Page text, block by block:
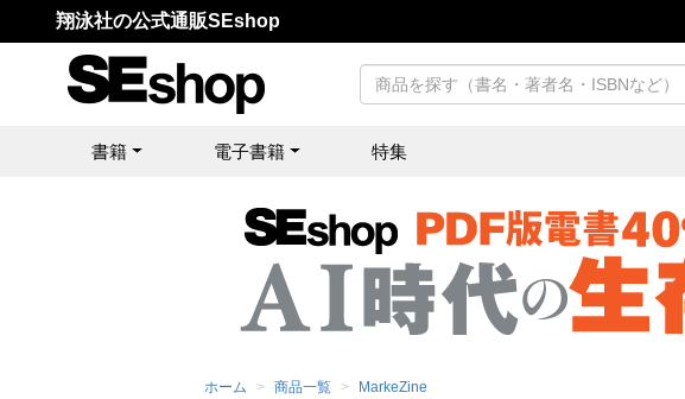
翔泳社の公式通販SEshop
書籍 電子書籍 特集
ホーム 商品一覧 MarkeZine